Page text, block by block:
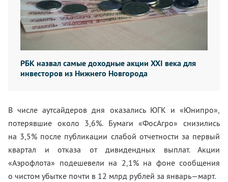
РБК назвал самые доходные акции XXI века для
инвесторов из Нижнего Новгорода
В числе аутсайдеров дня оказались ЮГК и «Юнипро»,
потерявшие около 3,6%. Бумаги «ФосАгро» снизились
на 3,5% после публикации слабой отчетности за первый
квартал и отказа от дивидендных выплат. Акции
«Аэрофлота» подешевели на 2,1% на фоне сообщения
о чистом убытке почти в 12 млрд рублей за январь—март.